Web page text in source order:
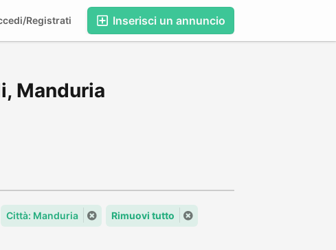
Inserisci un annuncio
Registrati
Manduria
Città: Manduria Rimuovi tutto